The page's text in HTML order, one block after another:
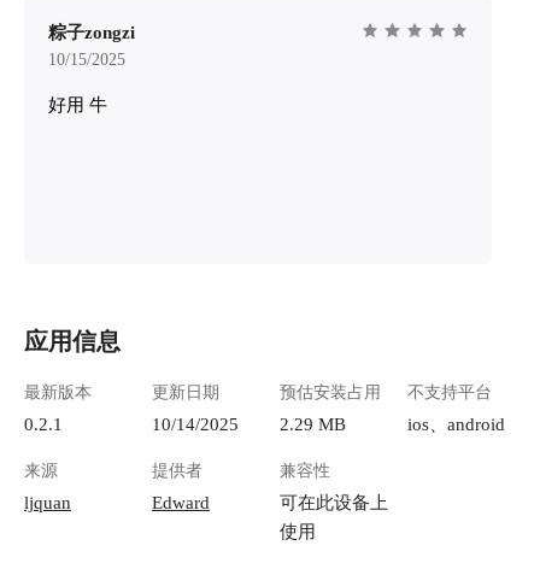
**原作者**：推特用户 hanfeer @feelfeelhan - **
原始提示词文档**：
dUi4Szikvdzbj7jLVpob - **GitHub备份版本**：
品牌规范层** - 品牌与统一KV母版（适用于所有
海报的通用规范） **3. 海报生成层**（共10张海
报） - 海报01｜主KV·自然套装（Hero） - 海报
报03｜周末穿搭拼贴（Rounded Collage） - 海报
04｜细节01·刺绣（Macro Embroidery） - 海报05
｜细节02·面料肌理（Fabric Texture） - 海报06｜
细节03·毛边下摆（Fringe Hem） - 海报07｜细节
04·裤脚刺绣+毛边（Pants Hem Detail） - 海报08
板的形式解决了这个问题：
- 适合迭代优化 ![image.png](https://lzc-
粽子zongzi
10/15/2025
好用 牛
应用信息
最新版本
0.2.1
更新日期
10/14/2025
预估安装占用
2.29 MB
不支持平台
ios、android
来源
ljquan
提供者
Edward
兼容性
可在此设备上
使用